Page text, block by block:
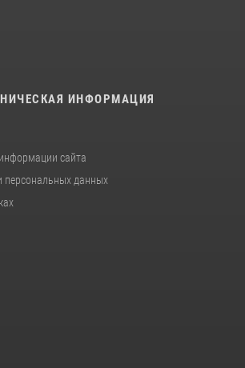
ИНФОРМАЦИЯ
сайта
персональных данных